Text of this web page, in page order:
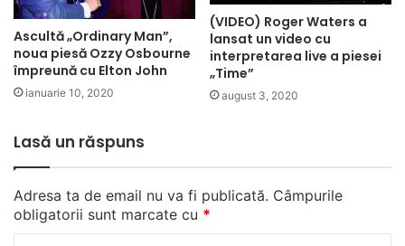
Ascultă „Ordinary Man”,
noua piesă Ozzy Osbourne
împreună cu Elton John
ianuarie 10, 2020
(VIDEO) Roger Waters a
lansat un video cu
interpretarea live a piesei
„Time”
august 3, 2020
Lasă un răspuns
Adresa ta de email nu va fi publicată. Câmpurile
obligatorii sunt marcate cu *